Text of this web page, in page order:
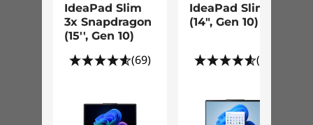
사양은 지역 또는 모델에 따라 다를 수 있습니다.
IdeaPad Slim
3x Snapdragon
(15'', Gen 10)
(69)
IdeaPad Slim 5i
(14", Gen 10)
(45)